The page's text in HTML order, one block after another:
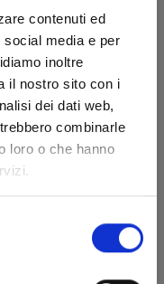
contenuti ed
social media e per
inoltre
il nostro sito con i
dei dati web,
combinarle
loro o che hanno
n. 65